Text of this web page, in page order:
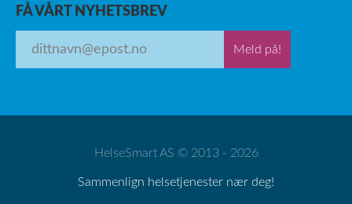
FÅ VÅRT NYHETSBREV
Meld på!
HelseSmart AS © 2013 - 2026
Sammenlign helsetjenester nær deg!